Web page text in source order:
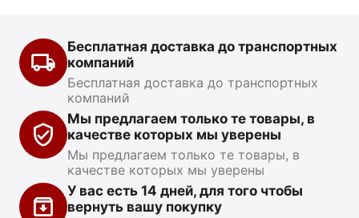
Бесплатная доставка до транспортных
компаний
Бесплатная доставка до транспортных
компаний
Мы предлагаем только те товары, в
качестве которых мы уверены
Мы предлагаем только те товары, в
качестве которых мы уверены
У вас есть 14 дней, для того чтобы
вернуть вашу покупку